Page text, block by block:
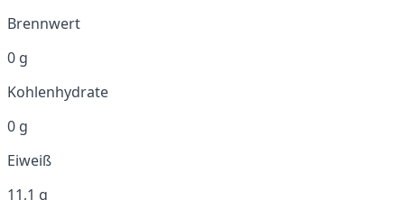
Brennwert
0 g
Kohlenhydrate
0 g
Eiweiß
11,1 g